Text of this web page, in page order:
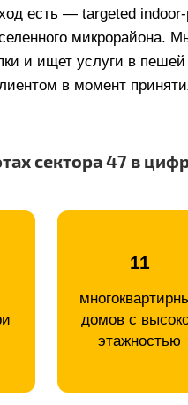
есть — targeted
микрорайона.
и ищет услуги в
в момент
сектора 47 в
11
домов с
этажностью